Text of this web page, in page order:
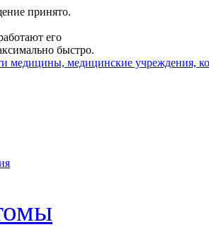
принято.
его
быстро.